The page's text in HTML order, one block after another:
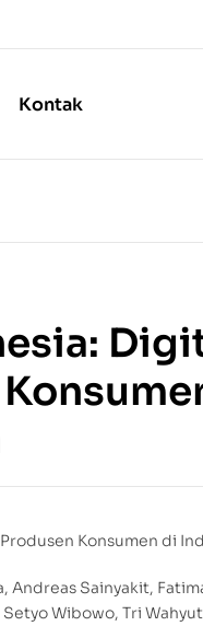
Kontak
Konsumen di
Andreas Sainyakit,
Wibowo, Tri